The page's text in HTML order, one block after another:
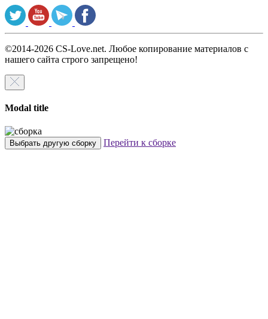
©2014-2026 CS-Love.net. Любое копирование материалов с
нашего сайта строго запрещено!
Modal title
Выбрать другую сборку Перейти к сборке